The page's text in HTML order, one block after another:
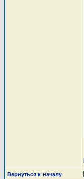
Вернуться к началу